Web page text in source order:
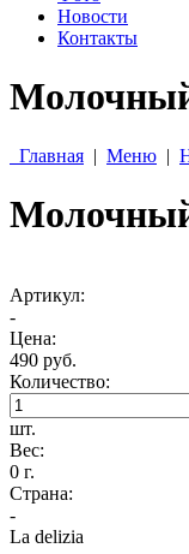
Новости
Контакты
Главная | Меню |
Артикул:
-
Цена:
490 руб.
Количество:
шт.
Вес:
0 г.
Страна:
-
La delizia